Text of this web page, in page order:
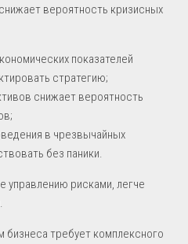
вероятность кризисных
показателей
стратегию;
снижает вероятность
в чрезвычайных
без паники.
управлению рисками, легче
бизнеса требует комплексного